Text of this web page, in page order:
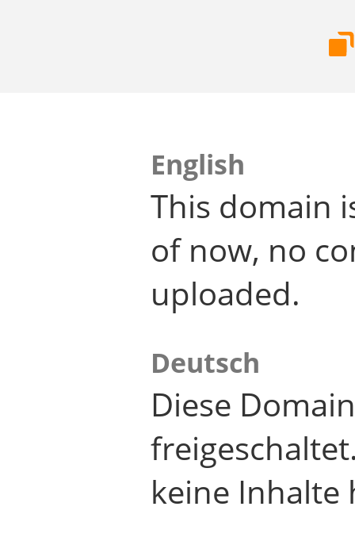
English
This domain
of now, no
uploaded.
Deutsch
Diese
keine Inhalte